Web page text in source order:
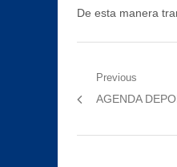
De esta manera
Navegación
de
entradas
Previous
Previous
AGENDA